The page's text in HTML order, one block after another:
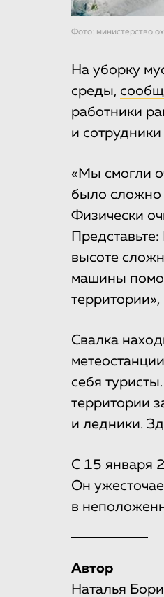
Фото: министерство
На уборку
среды,
работники
и
«Мы смогли
было сложно
Физически
высоте
машины
территории»,
Свалка
себя
территории
и ледники.
С 15 января
Он
в
Автор
Наталья